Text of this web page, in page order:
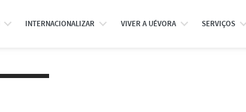
INTERNACIONALIZAR VIVER A UÉVORA SERVIÇOS